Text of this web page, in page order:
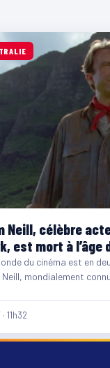
Neill, célèbre
est mort à l’âge
du cinéma est en
Neill, mondialement
11h32